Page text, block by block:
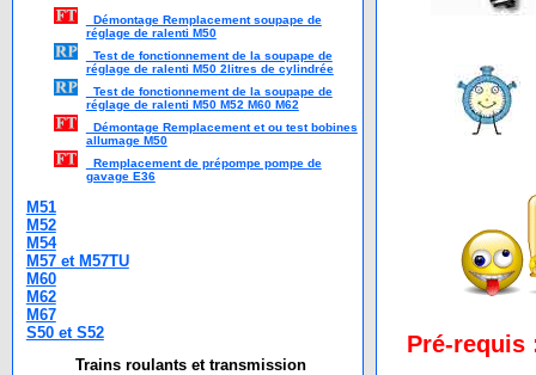
Démontage Remplacement soupape de
réglage de ralenti M50
Test de fonctionnement de la soupape de
réglage de ralenti M50 2litres de cylindrée
Test de fonctionnement de la soupape de
réglage de ralenti M50 M52 M60 M62
Démontage Remplacement et ou test bobines
allumage M50
Remplacement de prépompe pompe de
gavage E36
M51
M52
M54
M57 et M57TU
M60
M62
M67
S50 et S52
Trains roulants et transmission
Pré-requis